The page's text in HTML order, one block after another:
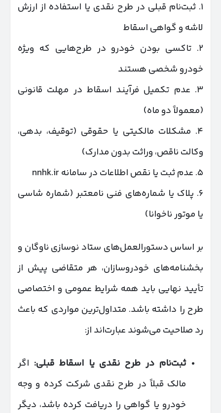
۱. ثبت‌نام قبلی در طرح نقدی یا استفاده از ارزش
لاشه و گواهی اسقاط
۲. تاکسی بودن خودرو در طرح‌هایی که ویژه
خودرو شخصی هستند
۳. عدم تکمیل فرآیند اسقاط در مهلت قانونی
(معمولاً دو ماه)
۴. مشکلات مالکیتی یا حقوقی (توقیف، بدهی،
وکالت ناقص، وراثت بدون مدارک)
۵. عدم ثبت یا نقص اطلاعات در سامانه nnhk.ir
۶. پلاک یا شماره‌های فنی نامعتبر (شماره شاسی
یا موتور ناخوانا)
بر اساس دستورالعمل‌های ستاد نوسازی ناوگان و
بخشنامه‌های خودروسازان، هر متقاضی پیش از
تأیید نهایی باید همه شرایط عمومی و اختصاصی
طرح را داشته باشد. متداول‌ترین مواردی که باعث
رد صلاحیت می‌شوند عبارت‌اند از:
ثبت‌نام در طرح نقدی یا اسقاط قبلی: اگر
مالک قبلاً در طرح نقدی شرکت کرده و وجه
خودرو یا گواهی را دریافت کرده باشد، دیگر